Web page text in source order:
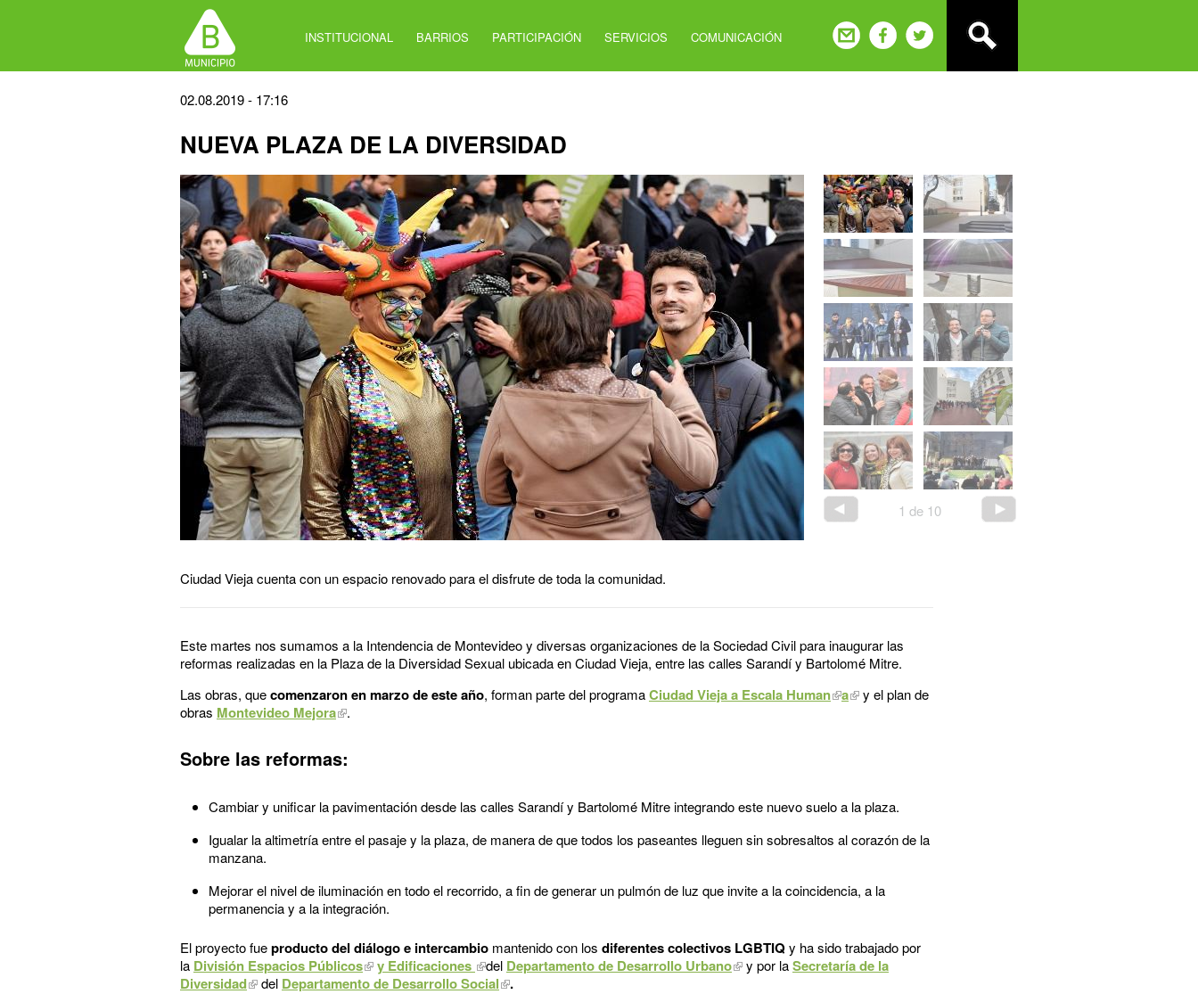
INSTITUCIONAL BARRIOS PARTICIPACIÓN SERVICIOS COMUNICACIÓN
Back
top
02.08.2019 - 17:16
NUEVA PLAZA DE LA DIVERSIDAD
1 de 10
Ciudad Vieja cuenta con un espacio renovado para el disfrute de toda la comunidad.
Este martes nos sumamos a la Intendencia de Montevideo y diversas organizaciones de la Sociedad Civil para inaugurar las
reformas realizadas en la Plaza de la Diversidad Sexual ubicada en Ciudad Vieja, entre las calles Sarandí y Bartolomé Mitre.
Las obras, quecomenzaron en marzo de este año, forman parte del programaCiudad Vieja a Escala Human a
y el plan de
obras Montevideo Mejora .
Sobre las reformas:
Cambiar y unificar la pavimentación desde las calles Sarandí y Bartolomé Mitre integrando este nuevo suelo a la plaza.
Igualar la altimetría entre el pasaje y la plaza, de manera de que todos los paseantes lleguen sin sobresaltos al corazón de la
manzana.
Mejorar el nivel de iluminación en todo el recorrido, a fin de generar un pulmón de luz que invite a la coincidencia, a la
permanencia y a la integración.
El proyecto fueproducto del diálogo e intercambio mantenido con los diferentes colectivos LGBTIQy ha sido trabajado por
la División Espacios Públicos y Edificaciones del Departamento de Desarrollo Urbano y por laSecretaría de la
Diversidad
del Departamento de Desarrollo Social .